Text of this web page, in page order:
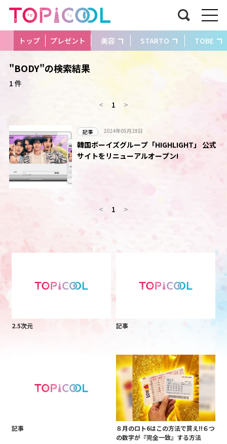
トップ プレゼント 美容 STARTO TOBE
"BODY"の検索結果
1 件
< 1 >
記事 2024年05月28日
韓国ボーイズグループ「HIGHLIGHT」 公式
サイトをリニューアルオープン!
< 1 >
2.5次元 記事
記事
８月のロト6はこの方法で買え!!６つ
の数字が『完全一致』する方法